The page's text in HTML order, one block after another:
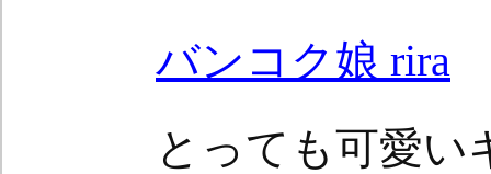
バンコク娘 rira
とっても可愛い